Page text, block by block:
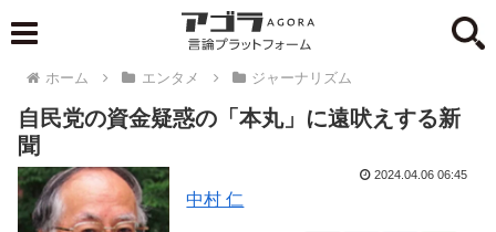
ホーム エンタメ ジャーナリズム
自民党の資金疑惑の「本丸」に遠吠えする新
聞
中村 仁
2024.04.06 06:45